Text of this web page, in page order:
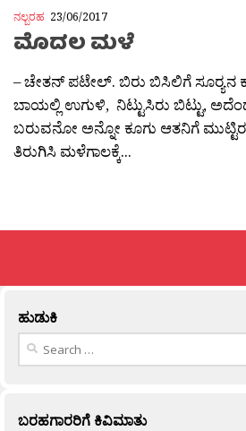
ನಲ್ಬರಹ 23/06/2017
ಮೊದಲ ಮಳೆ
– ಚೇತನ್ ಪಟೇಲ್. ಬಿರು ಬಿಸಿಲಿಗೆ ಸೂರ‍್ಯನ
ಬಾಯಲ್ಲಿ ಉಗುಳಿ, ನಿಟ್ಟುಸಿರು ಬಿಟ್ಟು,
ಬರುವನೋ ಅನ್ನೋ ಕೂಗು ಆತನಿಗೆ
ತಿರುಗಿಸಿ ಮಳೆಗಾಲಕ್ಕೆ...
ಹುಡುಕಿ
Search
ಬರಹಗಾರರಿಗೆ ಕಿವಿಮಾತು